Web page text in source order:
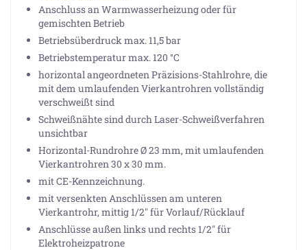
Anschluss an Warmwasserheizung oder für
gemischten Betrieb
Betriebsüberdruck max. 11,5 bar
Betriebstemperatur max. 120 °C
horizontal angeordneten Präzisions-Stahlrohre, die
mit dem umlaufenden Vierkantrohren vollständig
verschweißt sind
Schweißnähte sind durch Laser-Schweißverfahren
unsichtbar
Horizontal-Rundrohre Ø 23 mm, mit umlaufenden
Vierkantrohren 30 x 30 mm.
mit CE-Kennzeichnung.
mit versenkten Anschlüssen am unteren
Vierkantrohr, mittig 1/2" für Vorlauf/Rücklauf
Anschlüsse außen links und rechts 1/2" für
Elektroheizpatrone